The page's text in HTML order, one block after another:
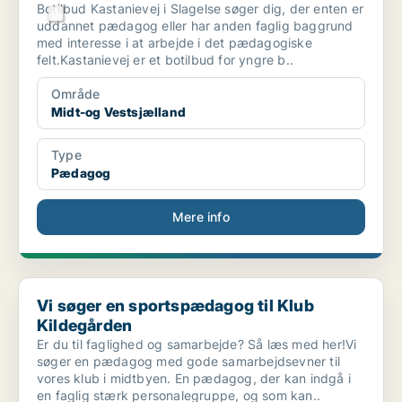
Botilbud Kastanievej i Slagelse søger dig, der enten er
uddannet pædagog eller har anden faglig baggrund
med interesse i at arbejde i det pædagogiske
felt.Kastanievej er et botilbud for yngre b..
Område
Midt-og Vestsjælland
Type
Pædagog
Mere info
Vi søger en sportspædagog til Klub Kildegården
Vi søger en sportspædagog til Klub
Kildegården
Er du til faglighed og samarbejde? Så læs med her!Vi
søger en pædagog med gode samarbejdsevner til
vores klub i midtbyen. En pædagog, der kan indgå i
en faglig stærk personalegruppe, og som kan..